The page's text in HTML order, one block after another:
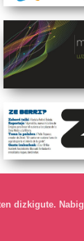
dizkigute.